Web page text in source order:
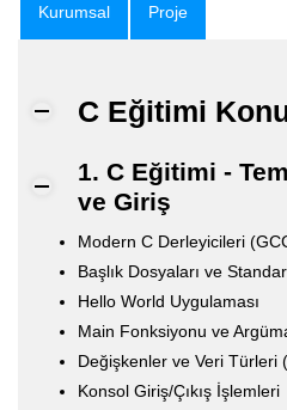
Kurumsal Proje
C Eğitimi
1. C Eğitimi -
ve Giriş
Modern C Derleyicileri
Başlık Dosyaları ve
Hello World Uygulaması
Main Fonksiyonu ve
Değişkenler ve Veri Türleri
Konsol Giriş/Çıkış İşlemleri